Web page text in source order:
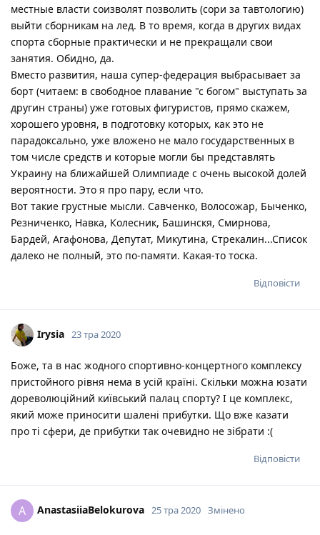
местные власти соизволят позволить (сори за тавтологию)
выйти сборникам на лед. В то время, когда в других видах
спорта сборные практически и не прекращали свои
занятия. Обидно, да.
Вместо развития, наша супер-федерация выбрасывает за
борт (читаем: в свободное плавание "с богом" выступать за
другин страны) уже готовых фигуристов, прямо скажем,
хорошего уровня, в подготовку которых, как это не
парадоксально, уже вложено не мало государственных в
том числе средств и которые могли бы представлять
Украину на ближайшей Олимпиаде с очень высокой долей
вероятности. Это я про пару, если что.
Вот такие грустные мысли. Савченко, Волосожар, Быченко,
Резниченко, Навка, Колесник, Башинскя, Смирнова,
Бардей, Агафонова, Депутат, Микутина, Стрекалин...Список
далеко не полный, это по-памяти. Какая-то тоска.
Відповісти
Irysia 23 тра 2020
Боже, та в нас жодного спортивно-концертного комплексу
пристойного рівня нема в усій країні. Скільки можна юзати
дореволюційний київський палац спорту? І це комплекс,
який може приносити шалені прибутки. Що вже казати
про ті сфери, де прибутки так очевидно не зібрати :(
Відповісти
A AnastasiiaBelokurova 25 тра 2020 Змінено